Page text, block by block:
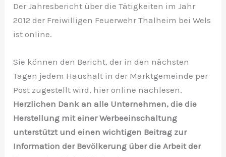
Der Jahresbericht über die Tätigkeiten im Jahr
2012 der Freiwilligen Feuerwehr Thalheim bei Wels
ist online.
Sie können den Bericht, der in den nächsten
Tagen jedem Haushalt in der Marktgemeinde per
Post zugestellt wird, hier online nachlesen.
Herzlichen Dank an alle Unternehmen, die die
Herstellung mit einer Werbeeinschaltung
unterstützt und einen wichtigen Beitrag zur
Information der Bevölkerung über die Arbeit der